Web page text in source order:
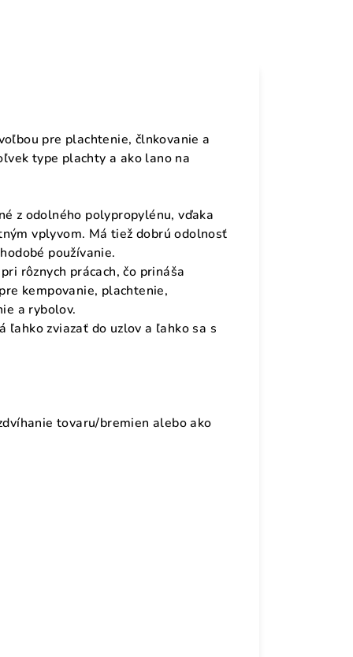
pre plachtenie, člnkovanie a
type plachty a ako lano na
z odolného polypropylénu, vďaka
vplyvom. Má tiež dobrú odolnosť
používanie.
rôznych prácach, čo prináša
kempovanie, plachtenie,
a rybolov.
ľahko zviazať do uzlov a ľahko sa s
tovaru/bremien alebo ako